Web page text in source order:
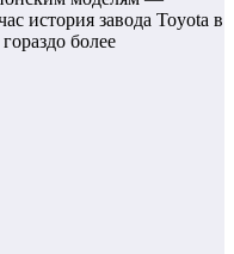
история завода Toyota в
более